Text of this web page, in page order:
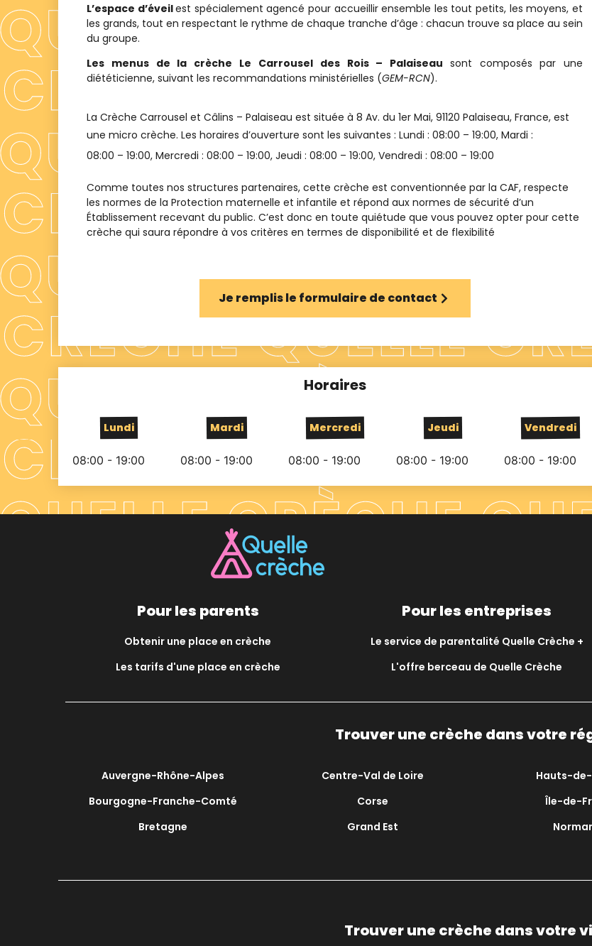
L’espace d’éveilest spécialement agencé pour accueillir ensemble les tout petits, les moyens, et
les grands, tout en respectant le rythme de chaque tranche d’âge : chacun trouve sa place au sein
du groupe.
Les menus de la crèche Le Carrousel des Rois – Palaiseau sont composés par une
diététicienne, suivant les recommandations ministérielles (GEM-RCN).
La Crèche Carrousel et Câlins – Palaiseau est située à 8 Av. du 1er Mai, 91120 Palaiseau, France, est
une micro crèche. Les horaires d’ouverture sont les suivantes : Lundi : 08:00 – 19:00, Mardi :
08:00 – 19:00, Mercredi : 08:00 – 19:00, Jeudi : 08:00 – 19:00, Vendredi : 08:00 – 19:00
Comme toutes nos structures partenaires, cette crèche est conventionnée par la CAF, respecte
les normes de la Protection maternelle et infantile et répond aux normes de sécurité d’un
Établissement recevant du public. C’est donc en toute quiétude que vous pouvez opter pour cette
crèche qui saura répondre à vos critères en termes de disponibilité et de flexibilité
Je remplis le formulaire de contact
Horaires
Lundi
08:00 - 19:00
Mardi
08:00 - 19:00
Mercredi
08:00 - 19:00
Jeudi
08:00 - 19:00
Vendredi
08:00 - 19:00
Pour les parents
Obtenir une place en crèche
Les tarifs d'une place en crèche
Pour les entreprises
Le service de parentalité Quelle Crèche +
L'offre berceau de Quelle Crèche
Trouver une crèche dans votre
Auvergne-Rhône-Alpes
Bourgogne-Franche-Comté
Bretagne
Centre-Val de Loire
Corse
Grand Est
Hauts-
Île-de-
Trouver une crèche dans votre